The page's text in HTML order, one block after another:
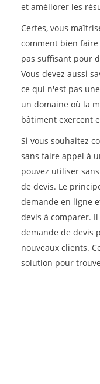
et améliorer les
Certes, vous
comment bien
pas suffisant pour
Vous devez aussi
ce qui n'est pas
un domaine où la
bâtiment exercent
Si vous souhaitez
sans faire appel à
pouvez utiliser
de devis. Le
demande en ligne
devis à comparer.
demande de devis
nouveaux clients.
solution pour